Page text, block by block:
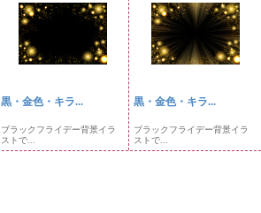
黒・金色・キラ...
ブラックフライデー背景イラ
ストで...
黒・金色・キラ...
ブラックフライデー背景イラ
ストで...